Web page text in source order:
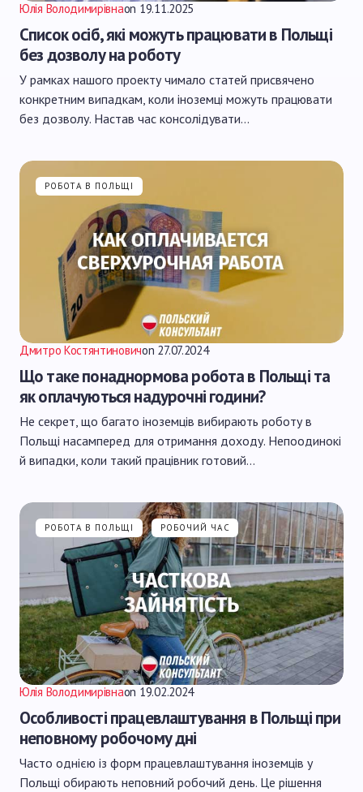
Юлія Володимирівнаon 19.11.2025
Список осіб, які можуть працювати в Польщі
без дозволу на роботу
У рамках нашого проекту чимало статей присвячено
конкретним випадкам, коли іноземці можуть працювати
без дозволу. Настав час консолідувати…
РОБОТА В ПОЛЬЩІ
Дмитро Костянтиновичon 27.07.2024
Що таке понаднормова робота в Польщі та
як оплачуються надурочні години?
Не секрет, що багато іноземців вибирають роботу в
Польщі насамперед для отримання доходу. Непоодинокі
й випадки, коли такий працівник готовий…
РОБОТА В ПОЛЬЩІ РОБОЧИЙ ЧАС
Юлія Володимирівнаon 19.02.2024
Особливості працевлаштування в Польщі при
неповному робочому дні
Часто однією із форм працевлаштування іноземців у
Польщі обирають неповний робочий день. Це рішення